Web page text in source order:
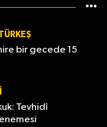
bir gecede 15
Tevhidî